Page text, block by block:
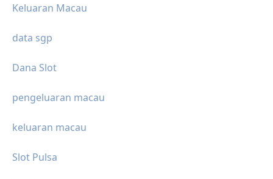
Keluaran Macau
data sgp
Dana Slot
pengeluaran macau
keluaran macau
Slot Pulsa